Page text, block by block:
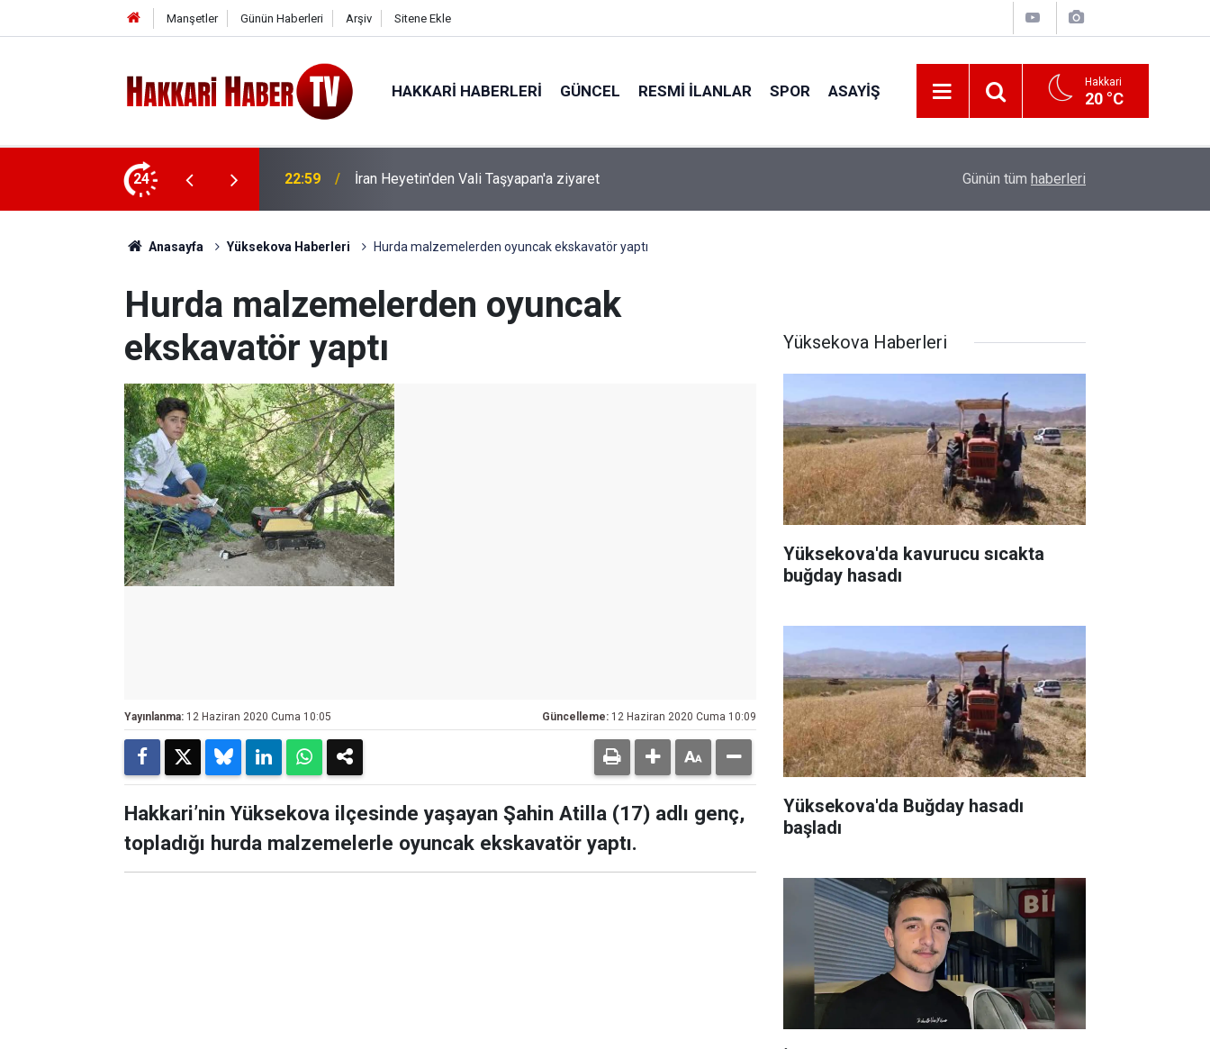
Manşetler Günün Haberleri Arşiv Sitene Ekle
HAKKARI HABERLERI GÜNCEL RESMI İLANLAR SPOR ASAYIŞ Hakkari
20 °C
24 22:53 İran Sınırında 7 Kilo 720 Gram Eroin ele geçirildi Kanat kalbine yenik düştü
Günün tüm haberleri
Anasayfa Yüksekova Haberleri Hurda malzemelerden oyuncak ekskavatör yaptı
Hurda malzemelerden oyuncak
ekskavatör yaptı
Yayınlanma: 12 Haziran 2020 Cuma 10:05 Güncelleme: 12 Haziran 2020 Cuma 10:09
Hakkari’nin Yüksekova ilçesinde yaşayan Şahin Atilla (17) adlı genç,
topladığı hurda malzemelerle oyuncak ekskavatör yaptı.
Yüksekova Haberleri
Yüksekova'da kavurucu sıcakta
buğday hasadı
Yüksekova'da Buğday hasadı
başladı